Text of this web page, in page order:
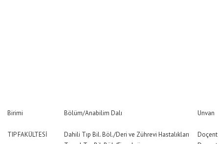
Birimi Bölüm/Anabilim Dalı Unvan
TIP FAKÜLTESİ Dahili Tıp Bil. Böl./Deri ve Zührevi Hastalıkları
Doçent